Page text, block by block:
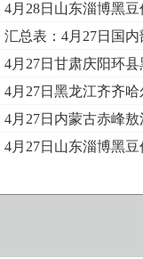
4月28日山东淄博黑
汇总表：4月27日国
4月27日甘肃庆阳环
4月27日黑龙江齐齐
4月27日内蒙古赤峰
4月27日山东淄博黑